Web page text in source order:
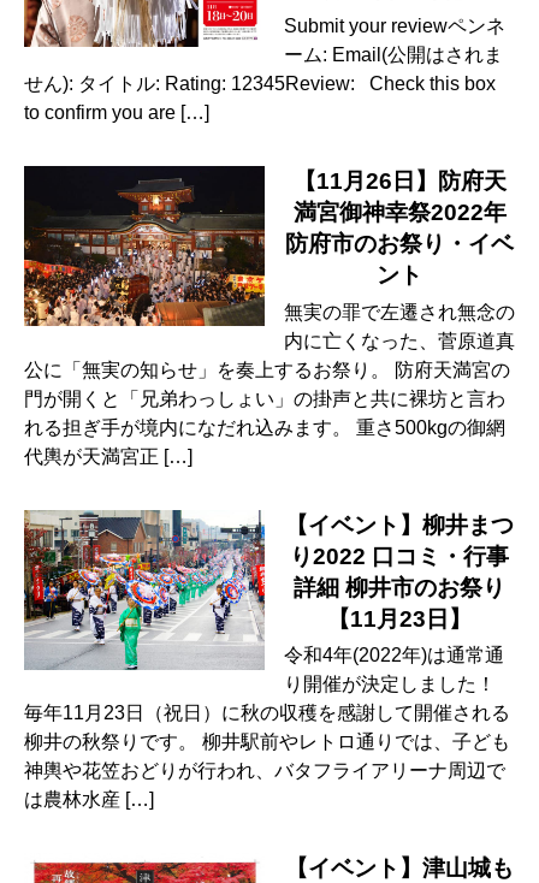
Submit your reviewペンネ
ーム: Email(公開はされま
せん): タイトル: Rating: 12345Review: Check this box
to confirm you are […]
【11月26日】防府天
満宮御神幸祭2022年
防府市のお祭り・イベ
ント
無実の罪で左遷され無念の
内に亡くなった、菅原道真
公に「無実の知らせ」を奏上するお祭り。 防府天満宮の
門が開くと「兄弟わっしょい」の掛声と共に裸坊と言わ
れる担ぎ手が境内になだれ込みます。 重さ500kgの御網
代輿が天満宮正 […]
【イベント】柳井まつ
り2022 口コミ・行事
詳細 柳井市のお祭り
【11月23日】
令和4年(2022年)は通常通
り開催が決定しました！
毎年11月23日（祝日）に秋の収穫を感謝して開催される
柳井の秋祭りです。 柳井駅前やレトロ通りでは、子ども
神輿や花笠おどりが行われ、バタフライアリーナ周辺で
は農林水産 […]
【イベント】津山城も